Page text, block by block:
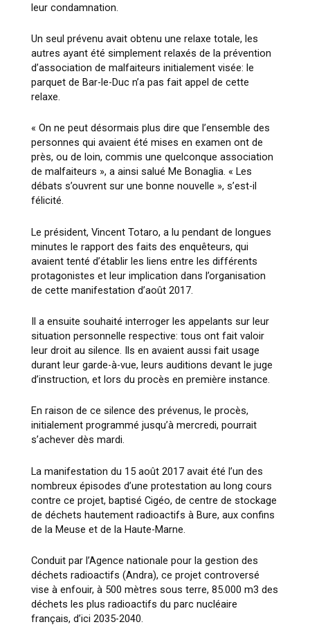
leur condamnation.
Un seul prévenu avait obtenu une relaxe totale, les
autres ayant été simplement relaxés de la prévention
d’association de malfaiteurs initialement visée: le
parquet de Bar-le-Duc n’a pas fait appel de cette
relaxe.
« On ne peut désormais plus dire que l’ensemble des
personnes qui avaient été mises en examen ont de
près, ou de loin, commis une quelconque association
de malfaiteurs », a ainsi salué Me Bonaglia. « Les
débats s’ouvrent sur une bonne nouvelle », s’est-il
félicité.
Le président, Vincent Totaro, a lu pendant de longues
minutes le rapport des faits des enquêteurs, qui
avaient tenté d’établir les liens entre les différents
protagonistes et leur implication dans l’organisation
de cette manifestation d’août 2017.
Il a ensuite souhaité interroger les appelants sur leur
situation personnelle respective: tous ont fait valoir
leur droit au silence. Ils en avaient aussi fait usage
durant leur garde-à-vue, leurs auditions devant le juge
d’instruction, et lors du procès en première instance.
En raison de ce silence des prévenus, le procès,
initialement programmé jusqu’à mercredi, pourrait
s’achever dès mardi.
La manifestation du 15 août 2017 avait été l’un des
nombreux épisodes d’une protestation au long cours
contre ce projet, baptisé Cigéo, de centre de stockage
de déchets hautement radioactifs à Bure, aux confins
de la Meuse et de la Haute-Marne.
Conduit par l’Agence nationale pour la gestion des
déchets radioactifs (Andra), ce projet controversé
vise à enfouir, à 500 mètres sous terre, 85.000 m3 des
déchets les plus radioactifs du parc nucléaire
français, d’ici 2035-2040.